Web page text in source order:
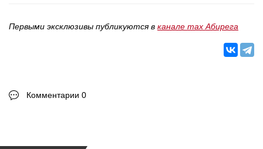
Первыми эксклюзивы публикуются в канале max Абирега
Комментарии 0